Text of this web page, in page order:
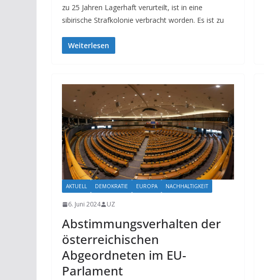
zu 25 Jahren Lagerhaft verurteilt, ist in eine
sibirische Strafkolonie verbracht worden. Es ist zu
Weiterlesen
AKTUELL DEMOKRATIE EUROPA NACHHALTIGKEIT
6. Juni 2024 UZ
Abstimmungsverhalten der
österreichischen
Abgeordneten im EU-
Parlament